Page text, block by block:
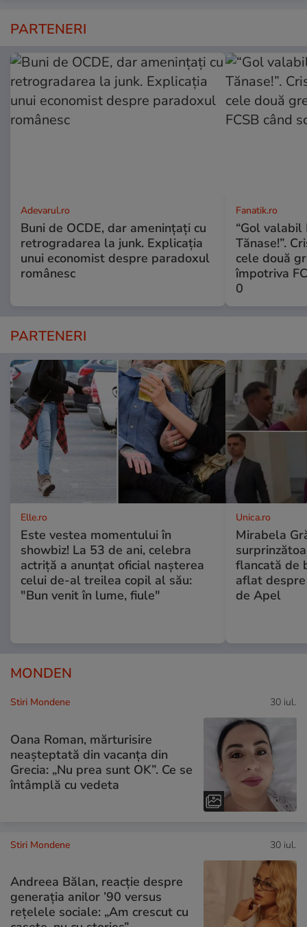
PARTENERI
Adevarul.ro
Buni de OCDE, dar amenințați cu
retrogradarea la junk. Explicația
unui economist despre paradoxul
românesc
Fanatik.ro
“Gol
Tănase!”.
cele două
împotriva
0
PARTENERI
Elle.ro
Este vestea momentului în
showbiz! La 53 de ani, celebra
actriță a anunțat oficial nașterea
celui de-al treilea copil al său:
"Bun venit în lume, fiule"
Unica.ro
Mirabela
flancată de
aflat
de Apel
MONDEN
Stiri Mondene 30 iul.
Oana Roman, mărturisire
neașteptată din vacanța din
Grecia: „Nu prea sunt OK”. Ce se
întâmplă cu vedeta
Stiri Mondene 30 iul.
Andreea Bălan, reacție despre
generația anilor ’90 versus
rețelele sociale: „Am crescut cu